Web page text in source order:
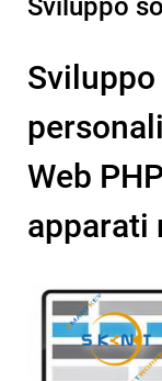
Sviluppo
Web
apparati